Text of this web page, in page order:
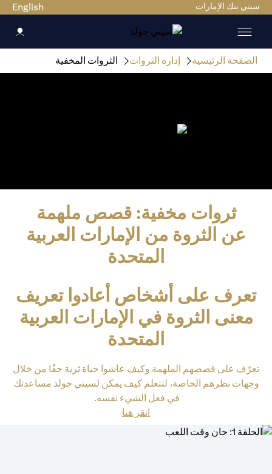
سيتي بنك الإمارات English
الصفحة الرئيسية إدارة الثروات الثروات المخفية
ثروات مخفية: قصص ملهمة
عن الثروة من الإمارات العربية
المتحدة
تعرف على أشخاص أعادوا تعريف
معنى الثروة في الإمارات العربية
المتحدة
تعرّف على قصصهم الملهمة وكيف عاشوا حياة ثرية حقًا من خلال
وجهات نظرهم الخاصة، لتتعلم كيف يمكن لسيتي جولد مساعدتك
في فعل الشيء نفسه.
انقر هنا